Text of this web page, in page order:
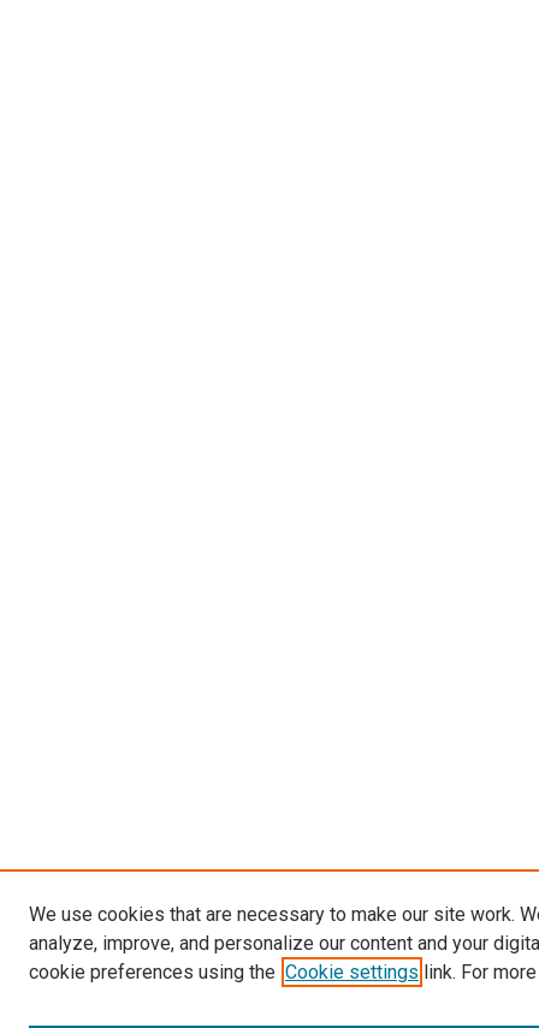
We use cookies that are necessary to make our site work.
analyze, improve, and personalize our content and your
cookie preferences using the Cookie settings link. For